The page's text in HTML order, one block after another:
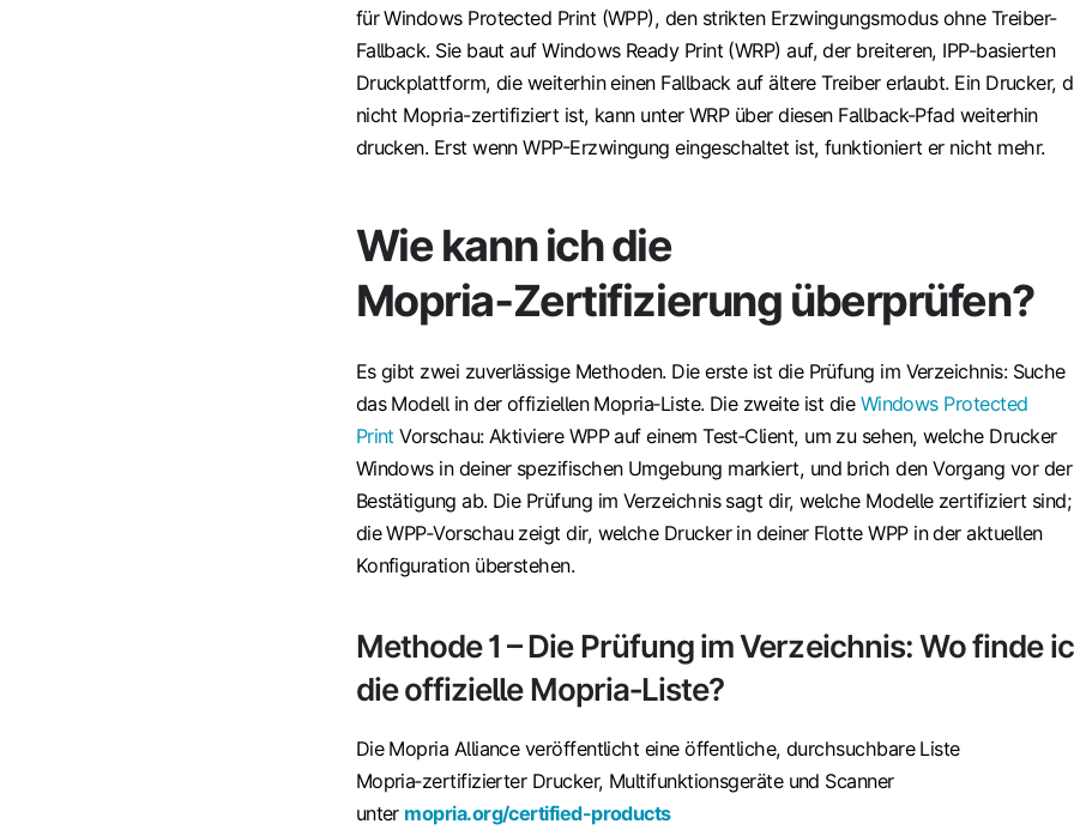
für Windows Protected Print (WPP), den strikten Erzwingungsmodus ohne Treiber-
Fallback. Sie baut auf Windows Ready Print (WRP) auf, der breiteren, IPP-basierten
Druckplattform, die weiterhin einen Fallback auf ältere Treiber erlaubt. Ein Drucker,
nicht Mopria-zertifiziert ist, kann unter WRP über diesen Fallback-Pfad weiterhin
drucken. Erst wenn WPP-Erzwingung eingeschaltet ist, funktioniert er nicht mehr.
Wie kann ich die
Mopria‑Zertifizierung überprüfen?
Es gibt zwei zuverlässige Methoden. Die erste ist die Prüfung im Verzeichnis: Suche
das Modell in der offiziellen Mopria‑Liste. Die zweite ist die Windows Protected
Print Vorschau: Aktiviere WPP auf einem Test‑Client, um zu sehen, welche Drucker
Windows in deiner spezifischen Umgebung markiert, und brich den Vorgang vor der
Bestätigung ab. Die Prüfung im Verzeichnis sagt dir, welche Modelle zertifiziert sind;
die WPP‑Vorschau zeigt dir, welche Drucker in deiner Flotte WPP in der aktuellen
Konfiguration überstehen.
Methode 1 – Die Prüfung im Verzeichnis: Wo finde
die offizielle Mopria‑Liste?
Die Mopria Alliance veröffentlicht eine öffentliche, durchsuchbare Liste
Mopria‑zertifizierter Drucker, Multifunktionsgeräte und Scanner
unter mopria.org/certified-products